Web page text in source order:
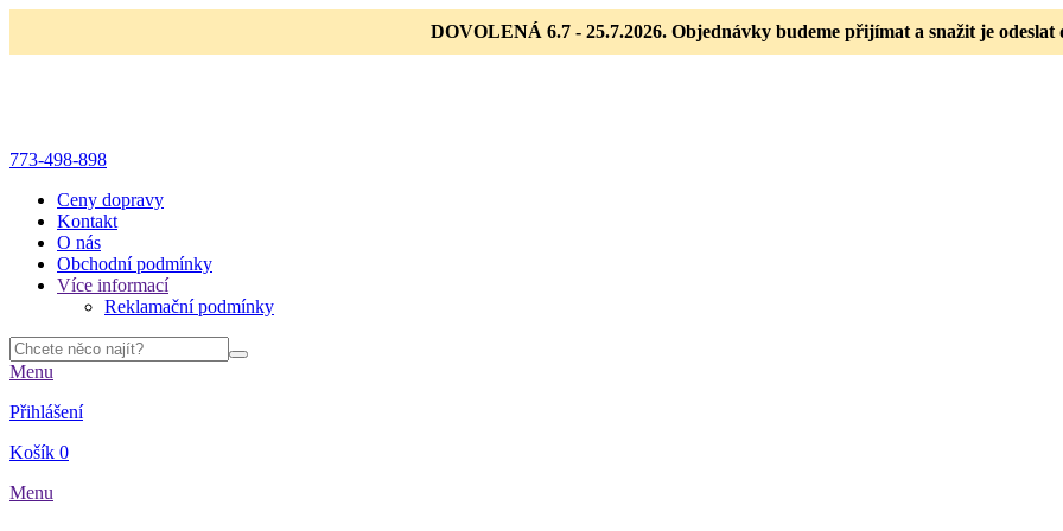
DOVOLENÁ 6.7 - 25.7.2026. Objednávky budeme přijímat a snažit je odeslat
773-498-898
Ceny dopravy
Kontakt
O nás
Obchodní podmínky
Více informací
Reklamační podmínky
Menu
Přihlášení
Košík 0
Menu